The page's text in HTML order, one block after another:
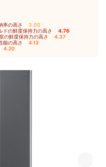
率の高さ 3.00
ドの鮮度保持力の高さ 4.76
の鮮度保持力の高さ 4.37
能の高さ 4.13
4.20